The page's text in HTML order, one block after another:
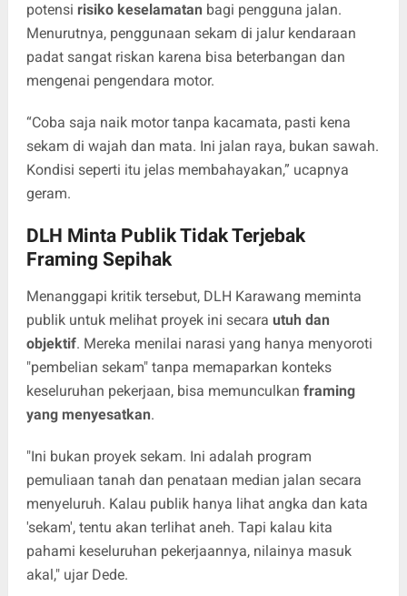
potensi risiko keselamatan bagi pengguna jalan.
Menurutnya, penggunaan sekam di jalur kendaraan
padat sangat riskan karena bisa beterbangan dan
mengenai pengendara motor.
“Coba saja naik motor tanpa kacamata, pasti kena
sekam di wajah dan mata. Ini jalan raya, bukan sawah.
Kondisi seperti itu jelas membahayakan,” ucapnya
geram.
DLH Minta Publik Tidak Terjebak
Framing Sepihak
Menanggapi kritik tersebut, DLH Karawang meminta
publik untuk melihat proyek ini secara utuh dan
objektif. Mereka menilai narasi yang hanya menyoroti
"pembelian sekam" tanpa memaparkan konteks
keseluruhan pekerjaan, bisa memunculkan framing
yang menyesatkan.
"Ini bukan proyek sekam. Ini adalah program
pemuliaan tanah dan penataan median jalan secara
menyeluruh. Kalau publik hanya lihat angka dan kata
'sekam', tentu akan terlihat aneh. Tapi kalau kita
pahami keseluruhan pekerjaannya, nilainya masuk
akal," ujar Dede.